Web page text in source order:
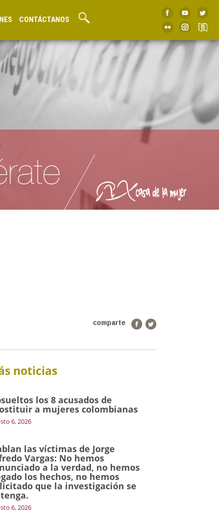
CONTÁCTANOS
comparte
noticias
los 8 acusados de
a mujeres colombianas
6, 2026
las víctimas de Jorge
Vargas: No hemos
a la verdad, no hemos
los hechos, no hemos
que la investigación se
6, 2026